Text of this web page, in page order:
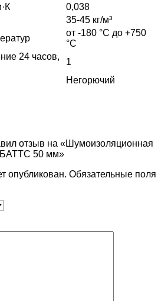
0,038
35-45 кг/м³
от -180 °C до +750
°C
24 часов,
1
Негорючий
отзыв на «Шумоизоляционная
БАТТС 50 мм»
опубликован. Обязательные поля